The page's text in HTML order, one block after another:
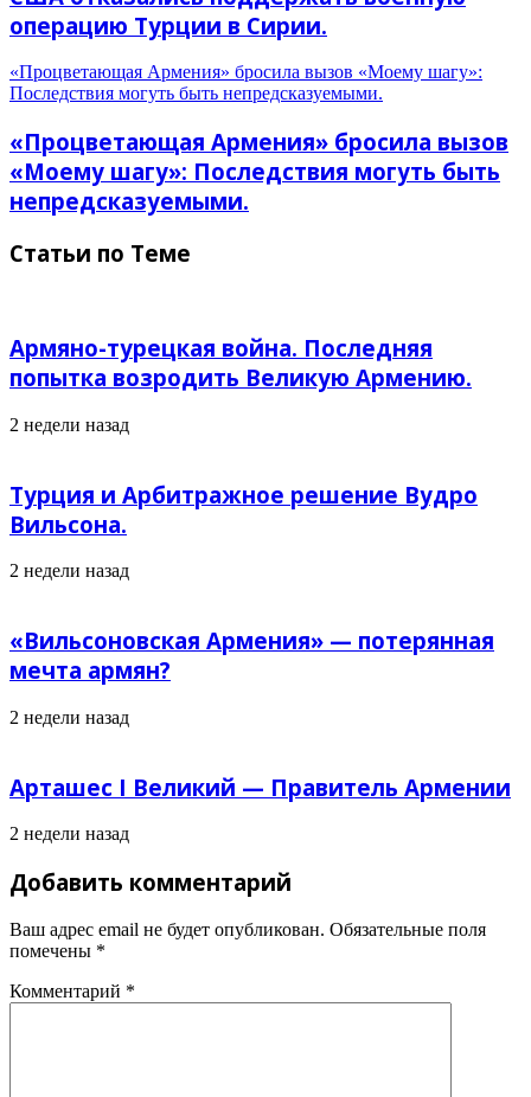
операцию Турции в Сирии.
«Процветающая Армения» бросила вызов «Моему шагу»:
Последствия могуть быть непредсказуемыми.
«Процветающая Армения» бросила вызов
«Моему шагу»: Последствия могуть быть
непредсказуемыми.
Статьи по Теме
Армяно-турецкая война. Последняя
попытка возродить Великую Армению.
2 недели назад
Турция и Арбитражное решение Вудро
Вильсона.
2 недели назад
«Вильсоновская Армения» — потерянная
мечта армян?
2 недели назад
Арташес I Великий — Правитель Армении
2 недели назад
Добавить комментарий
Ваш адрес email не будет опубликован. Обязательные поля
помечены *
Комментарий *